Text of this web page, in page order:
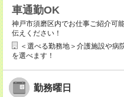
車通勤OK
神戸市須磨区内でお仕事ご紹介可
伝えください！
＜選べる勤務地＞介護施設や
を選べます！
勤務曜日